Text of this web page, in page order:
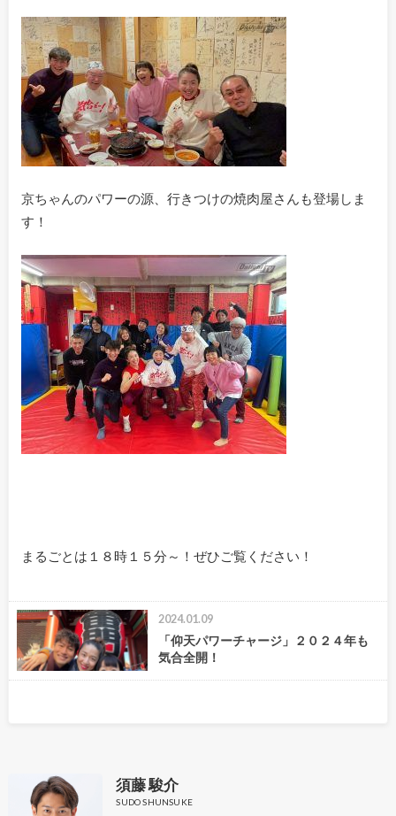
京ちゃんのパワーの源、行きつけの焼肉屋さんも登場しま
す！
まるごとは１８時１５分～！ぜひご覧ください！
2024.01.09
「仰天パワーチャージ」２０２４年も
気合全開！
須藤 駿介
SUDO SHUNSUKE